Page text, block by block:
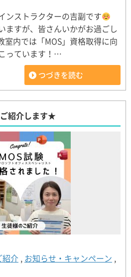
ンストラクターの吉副です
ますが、皆さんいかがお過ごし
室内では「MOS」資格取得に向
っています！…
つづきを読む
紹介します★
紹介 , お知らせ・キャンペーン ,